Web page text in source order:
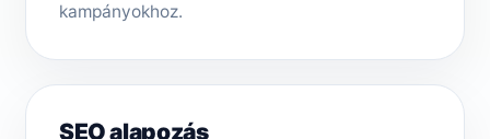
kampányokhoz.
SEO alapozás